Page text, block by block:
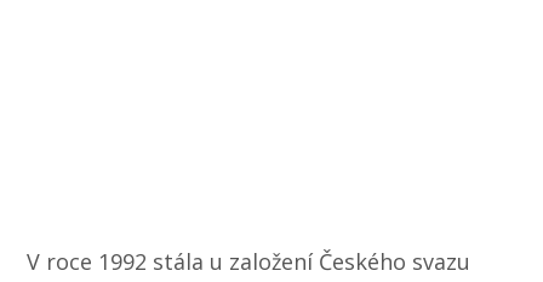
V roce 1992 stála u založení Českého svazu